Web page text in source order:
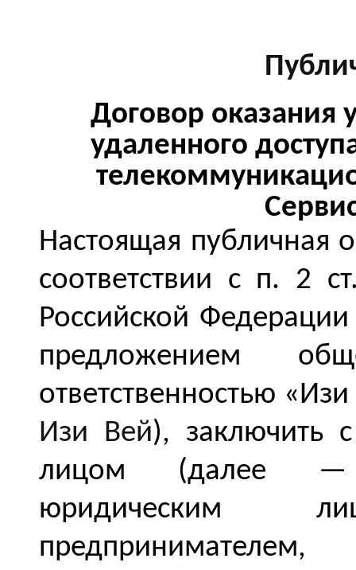
Договор оказания
удаленного
Настоящая публичная
соответствии с п. 2
Российской
предложением
ответственностью
Изи Вей), заключить
лицом (далее —
юридическим